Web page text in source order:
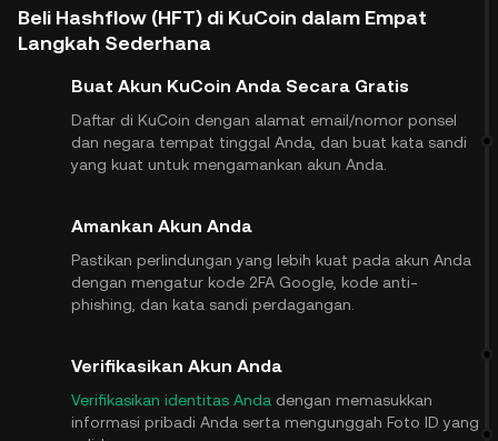
Beli Hashflow (HFT) di KuCoin dalam Empat
Langkah Sederhana
Buat Akun KuCoin Anda Secara Gratis
Daftar di KuCoin dengan alamat email/nomor ponsel
dan negara tempat tinggal Anda, dan buat kata sandi
yang kuat untuk mengamankan akun Anda.
Amankan Akun Anda
Pastikan perlindungan yang lebih kuat pada akun Anda
dengan mengatur kode 2FA Google, kode anti-
phishing, dan kata sandi perdagangan.
Verifikasikan Akun Anda
Verifikasikan identitas Anda dengan memasukkan
informasi pribadi Anda serta mengunggah Foto ID yang